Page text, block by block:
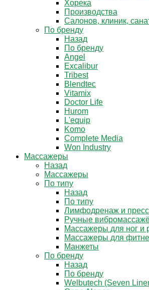
Хорека
Производства
Салонов, клиник,
По бренду
Назад
По бренду
Angel
Excalibur
Tribest
Blendtec
Vitamix
Doctor Life
Hurom
L'equip
Komo
Complete Media
Won Industry
Массажеры
Назад
Массажеры
По типу
Назад
По типу
Лимфодренаж и
Ручные
Массажеры для ног и
Массажеры для
Манжеты
По бренду
Назад
По бренду
Welbutech (Seven